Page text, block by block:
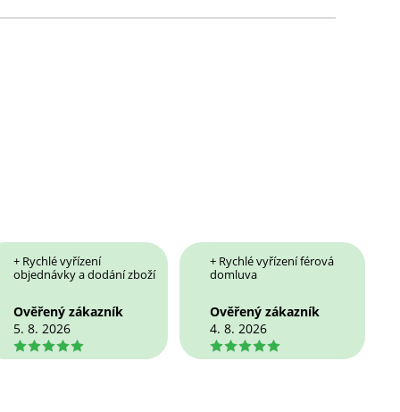
+ Rychlé vyřízení
objednávky a dodání zboží
Ověřený zákazník
5. 8. 2026
5
+ Rychlé vyřízení férová
domluva
Ověřený zákazník
4. 8. 2026
5